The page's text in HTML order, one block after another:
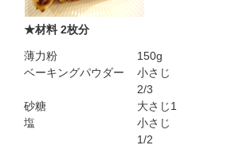
★材料 2枚分
薄力粉
150g
ベーキングパウダー
小さじ
2/3
砂糖
大さじ1
塩
小さじ
1/2